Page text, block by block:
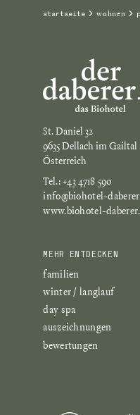
startseite wohnen
St. Daniel 32
9635 Dellach im Gailtal
Österreich
Tel.: +43 4718 590
info@biohotel-
www.biohotel-
MEHR ENTDECKEN
familien
winter / langlauf
day spa
auszeichnungen
bewertungen